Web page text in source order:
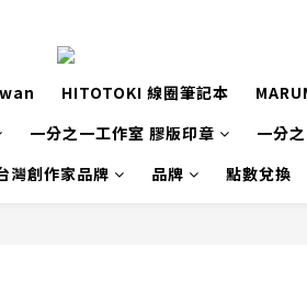
HITOTOKI 線圈筆記本
一分之一工作室 膠版印章 一分
灣創作家品牌 品牌 點數兌換